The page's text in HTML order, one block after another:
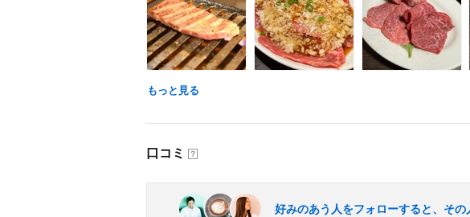
もっと見る
口コミ ？
好みのあう人をフォローすると、その